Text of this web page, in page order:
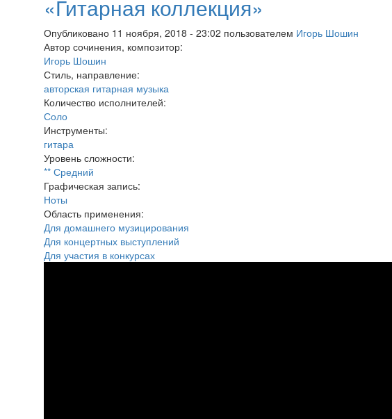
«Гитарная коллекция»
Опубликовано 11 ноября, 2018 - 23:02 пользователем Игорь Шошин
Автор сочинения, композитор:
Игорь Шошин
Стиль, направление:
авторская гитарная музыка
Количество исполнителей:
Соло
Инструменты:
гитара
Уровень сложности:
** Средний
Графическая запись:
Ноты
Область применения:
Для домашнего музицирования
Для концертных выступлений
Для участия в конкурсах